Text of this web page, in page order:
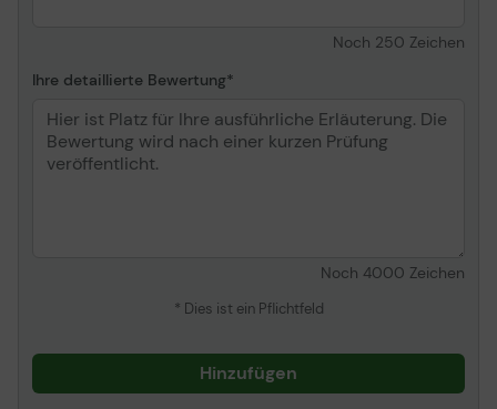
Noch 250 Zeichen
Ihre detaillierte Bewertung
Noch 4000 Zeichen
* Dies ist ein Pflichtfeld
Hinzufügen